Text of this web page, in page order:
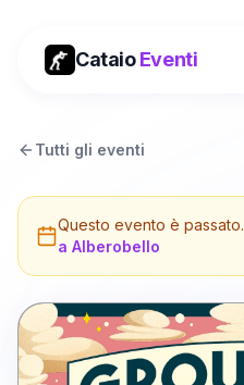
CataioEventi
Tutti gli eventi
Questo evento è passato.
a Alberobello